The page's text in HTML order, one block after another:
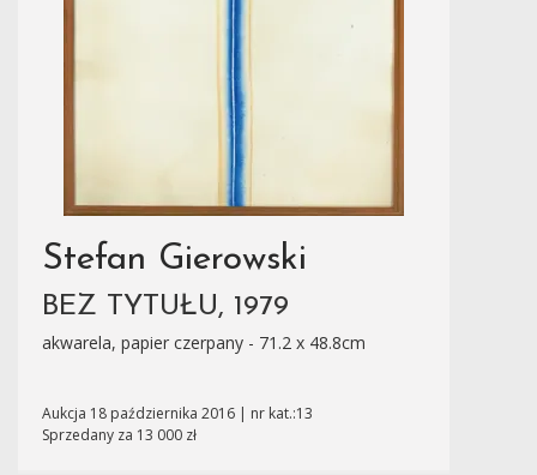
Stefan Gierowski
BEZ TYTUŁU, 1979
akwarela, papier czerpany - 71.2 x 48.8cm
Aukcja 18 października 2016 | nr kat.:13
Sprzedany za 13 000 zł